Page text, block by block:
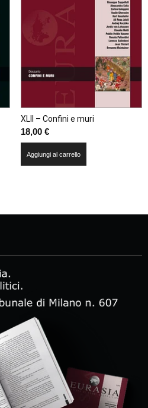
XLII – Confini e muri
18,00 €
Aggiungi al carrello